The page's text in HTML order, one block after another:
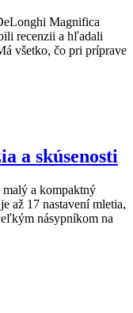
Magnifica
recenzii a hľadali
všetko, čo pri príprave
a skúsenosti
a kompaktný
až 17 nastavení mletia,
násypníkom na